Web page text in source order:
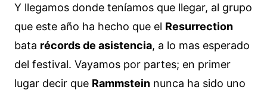
Y llegamos donde teníamos que llegar, al grupo
que este año ha hecho que el Resurrection
bata récords de asistencia, a lo mas esperado
del festival. Vayamos por partes; en primer
lugar decir que Rammstein nunca ha sido uno